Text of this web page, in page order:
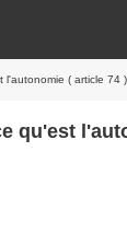
( article 74 ).
qu'est